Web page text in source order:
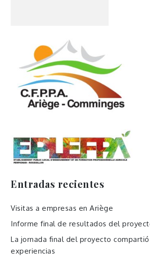
Entradas recientes
Visitas a empresas en Ariège
Informe final de resultados del
La jornada final del proyecto
experiencias